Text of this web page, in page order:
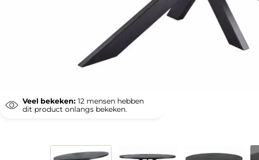
Veel bekeken: 12 mensen hebben
dit product onlangs bekeken.